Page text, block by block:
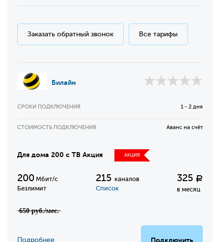
Заказать обратный звонок Все тарифы
Билайн
СРОКИ ПОДКЛЮЧЕНИЯ 1 - 2 дня
СТОИМОСТЬ ПОДКЛЮЧЕНИЯ Аванс на счёт
Для дома 200 с ТВ Акция АКЦИЯ
200 Мбит/с
Безлимит
215каналов
Список
325 Р
в месяц
̶6̶5̶0̶ ̶р̶у̶б̶.̶/̶м̶е̶с̶.̶
Подключить
Подробнее